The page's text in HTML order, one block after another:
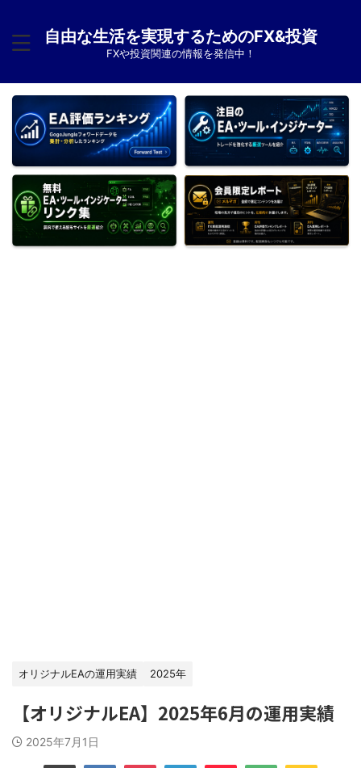
自由な生活を実現するためのFX&投資
FXや投資関連の情報を発信中！
オリジナルEAの運用実績 2025年
【オリジナルEA】2025年6月の運用実績
2025年7月1日